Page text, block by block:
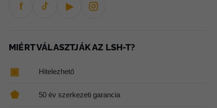
f ▶
MIÉRT VÁLASZTJÁK AZ LSH-T?
▣ Hitelezhető
⬟ 50 év szerkezeti garancia